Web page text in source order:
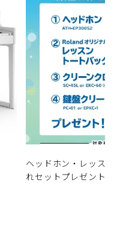
ヘッドホン・レッス
れセットプレゼント